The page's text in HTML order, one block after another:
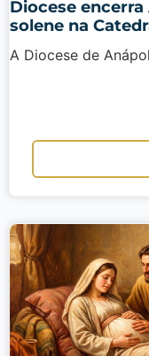
Diocese
solene na
A Diocese de